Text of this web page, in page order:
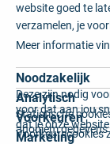
website goed te
verzamelen, je
Meer informatie
Noodzakelijk
Deze zijn nodig
voor dat aan jou
dat je onze
Analytisch
Statistische
anoniem
Voorkeuren
Voorkeurscookies
Marketing